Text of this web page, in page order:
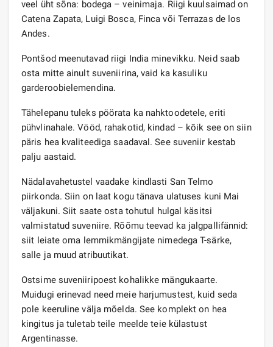
veel üht sõna: bodega – veinimaja. Riigi kuulsaimad on
Catena Zapata, Luigi Bosca, Finca või Terrazas de los
Andes.
Pontšod meenutavad riigi India minevikku. Neid saab
osta mitte ainult suveniirina, vaid ka kasuliku
garderoobielemendina.
Tähelepanu tuleks pöörata ka nahktoodetele, eriti
pühvlinahale. Vööd, rahakotid, kindad – kõik see on siin
päris hea kvaliteediga saadaval. See suveniir kestab
palju aastaid.
Nädalavahetustel vaadake kindlasti San Telmo
piirkonda. Siin on laat kogu tänava ulatuses kuni Mai
väljakuni. Siit saate osta tohutul hulgal käsitsi
valmistatud suveniire. Rõõmu teevad ka jalgpallifännid:
siit leiate oma lemmikmängijate nimedega T-särke,
salle ja muud atribuutikat.
Ostsime suveniiripoest kohalikke mängukaarte.
Muidugi erinevad need meie harjumustest, kuid seda
pole keeruline välja mõelda. See komplekt on hea
kingitus ja tuletab teile meelde teie külastust
Argentinasse.